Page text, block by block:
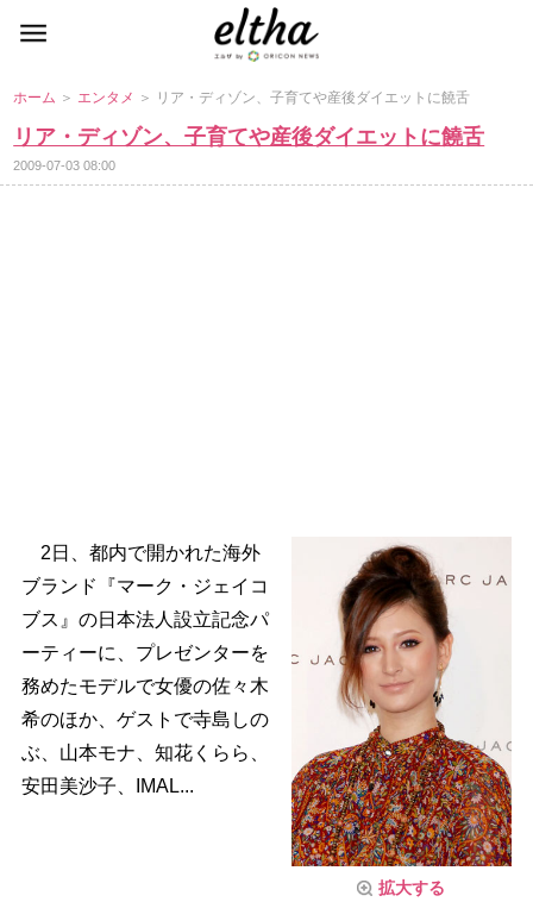
ホーム ＞ エンタメ ＞ リア・ディゾン、子育てや産後ダイエットに饒舌
リア・ディゾン、子育てや産後ダイエットに饒舌
2009-07-03 08:00
拡大する
2日、都内で開かれた海外
ブランド『マーク・ジェイコ
ブス』の日本法人設立記念パ
ーティーに、プレゼンターを
務めたモデルで女優の佐々木
希のほか、ゲストで寺島しの
ぶ、山本モナ、知花くらら、
安田美沙子、IMAL...